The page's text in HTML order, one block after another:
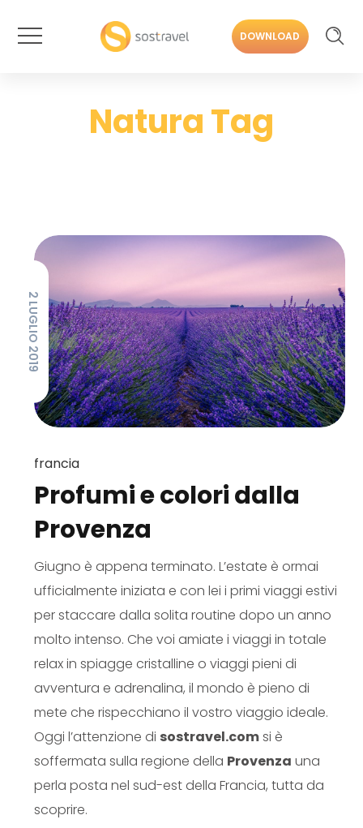
DOWNLOAD
Natura Tag
2 LUGLIO 2019
francia
Profumi e colori dalla
Provenza
Giugno è appena terminato. L’estate è ormai
ufficialmente iniziata e con lei i primi viaggi estivi
per staccare dalla solita routine dopo un anno
molto intenso. Che voi amiate i viaggi in totale
relax in spiagge cristalline o viaggi pieni di
avventura e adrenalina, il mondo è pieno di
mete che rispecchiano il vostro viaggio ideale.
Oggi l’attenzione di sostravel.comsi è
soffermata sulla regione della Provenza una
perla posta nel sud-est della Francia, tutta da
scoprire.